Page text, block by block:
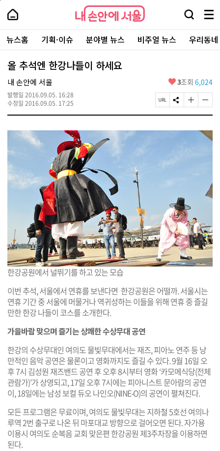
본
로
가
내
손
안
에
서
울
-
서
울
시
대
표
소
포
내
손
에
울
검
창
열
기
메
뉴
전
체
보
주
요
서
뉴스홈 기획·이슈 분야별 뉴스 비주얼 뉴스 우리동
올 추석엔 한강나들이 하세요
내 손안에 서울
발행일 2016.09.05. 16:28
수정일 2016.09.05. 17:25
좋
요
3조회 6,024
페
이
U
사
S
N
공
하
기
글
자
기
게
글
자
기
작
게
한강공원에서 널뛰기를 하고 있는 모습
이번 추석, 서울에서 연휴를 보낸다면 한강공원은 어떨까. 서울시는
연휴 기간 중 서울에 머물거나 역귀성하는 이들을 위해 연휴 중 즐길
만한 한강 나들이 코스를 소개한다.
가을바람 맞으며 즐기는 상쾌한 수상무대 공연
한강의 수상무대인 여의도 물빛무대에서는 재즈, 피아노 연주 등 낭
만적인 음악 공연은 물론이고 영화까지도 즐길 수 있다. 9월 16일 오
후 7시 김성원 재즈밴드 공연 후 오후 8시부터 영화 ‘카모메식당(전체
관람가)’가 상영되고, 17일 오후 7시에는 피아니스트 문아람의 공연
이, 18일에는 남성 보컬 듀오 나인오(NINE-O)의 공연이 펼쳐진다.
모든 프로그램은 무료이며, 여의도 물빛무대는 지하철 5호선 여의나
루역 2번 출구로 나온 뒤 마포대교 방향으로 걸어오면 된다. 자가용
이용시 여의도 순복음 교회 맞은편 한강공원 제3주차장을 이용하면
된다.
페
상
단
로